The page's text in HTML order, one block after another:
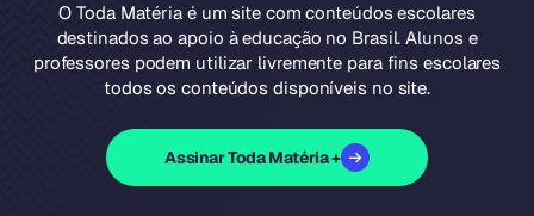
O Toda Matéria é um site com conteúdos escolares
destinados ao apoio à educação no Brasil. Alunos e
professores podem utilizar livremente para fins escolares
todos os conteúdos disponíveis no site.
Assinar Toda Matéria +